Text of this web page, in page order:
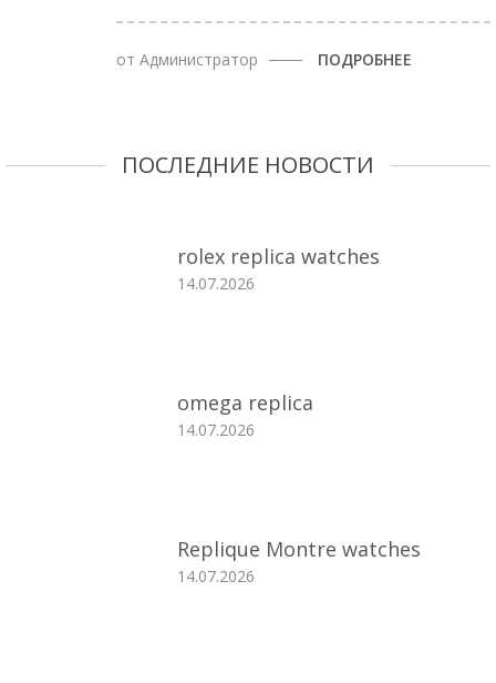
отАдминистратор ПОДРОБНЕЕ
ПОСЛЕДНИЕ НОВОСТИ
rolex replica watches
14.07.2026
omega replica
14.07.2026
Replique Montre watches
14.07.2026